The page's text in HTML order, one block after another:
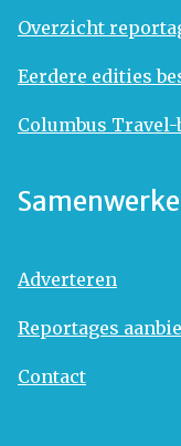
Overzicht
Eerdere edities
Columbus Travel-
Adverteren
Reportages
Contact